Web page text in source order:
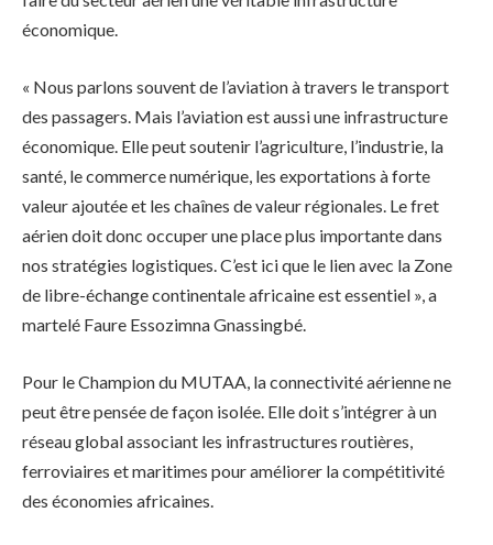
économique.
« Nous parlons souvent de l’aviation à travers le transport
des passagers. Mais l’aviation est aussi une infrastructure
économique. Elle peut soutenir l’agriculture, l’industrie, la
santé, le commerce numérique, les exportations à forte
valeur ajoutée et les chaînes de valeur régionales. Le fret
aérien doit donc occuper une place plus importante dans
nos stratégies logistiques. C’est ici que le lien avec la Zone
de libre-échange continentale africaine est essentiel », a
martelé Faure Essozimna Gnassingbé.
Pour le Champion du MUTAA, la connectivité aérienne ne
peut être pensée de façon isolée. Elle doit s’intégrer à un
réseau global associant les infrastructures routières,
ferroviaires et maritimes pour améliorer la compétitivité
des économies africaines.